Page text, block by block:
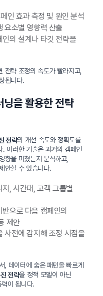
인 효과 측정 및 원인 분석
요소별 영향력 산출
의 설계나 타깃 전략을
전략 조정의 속도가 빨라지고,
됩니다.
을 활용한 전략
전략의 개선 속도와 정확도를
이러한 기술은 과거의 캠페인
향을 미쳤는지 분석하고,
안할 수 있습니다.
, 시간대, 고객 그룹별
으로 다음 캠페인의
제안
사전에 감지해 조정 시점을
, 데이터에 숨은 패턴을 빠르게
전략을 정적 모델이 아닌
력이 됩니다.